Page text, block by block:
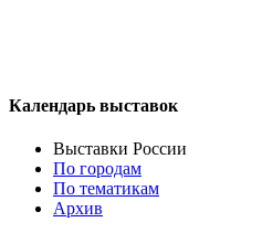
Календарь выставок
Выставки России
По городам
По тематикам
Архив